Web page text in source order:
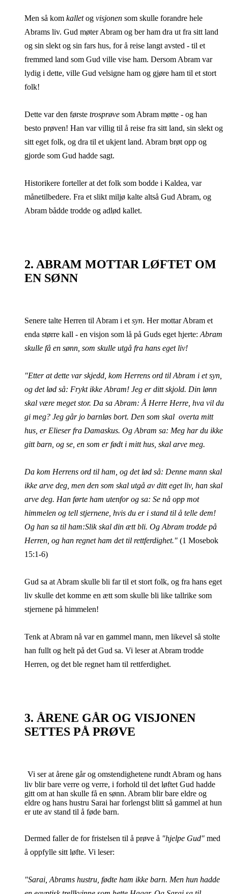
Men så kom kalletog visjonen som skulle forandre hele
Abrams liv. Gud møter Abram og ber ham dra ut fra sitt land
og sin slekt og sin fars hus, for å reise langt avsted - til et
fremmed land som Gud ville vise ham. Dersom Abram var
lydig i dette, ville Gud velsigne ham og gjøre ham til et stort
folk!
Dette var den første trosprøve som Abram møtte - og han
besto prøven! Han var villig til å reise fra sitt land, sin slekt og
sitt eget folk, og dra til et ukjent land. Abram brøt opp og
gjorde som Gud hadde sagt.
Historikere forteller at det folk som bodde i Kaldea, var
månetilbedere. Fra et slikt miljø kalte altså Gud Abram, og
Abram bådde trodde og adlød kallet.
2. ABRAM MOTTAR LØFTET OM
EN SØNN
Senere talte Herren til Abram i et syn. Her mottar Abram et
enda større kall - en visjon som lå på Guds eget hjerte: Abram
skulle få en sønn, som skulle utgå fra hans eget liv!
"Etter at dette var skjedd, kom Herrens ord til Abram i et syn,
og det lød så: Frykt ikke Abram! Jeg er ditt skjold. Din lønn
skal være meget stor. Da sa Abram: Å Herre Herre, hva vil du
gi meg? Jeg går jo barnløs bort. Den som skal overta mitt
hus, er Elieser fra Damaskus. Og Abram sa: Meg har du ikke
gitt barn, og se, en som er født i mitt hus, skal arve meg.
Da kom Herrens ord til ham, og det lød så: Denne mann skal
ikke arve deg, men den som skal utgå av ditt eget liv, han skal
arve deg. Han førte ham utenfor og sa: Se nå opp mot
himmelen og tell stjernene, hvis du er i stand til å telle dem!
Og han sa til ham:Slik skal din ætt bli. Og Abram trodde på
Herren, og han regnet ham det til rettferdighet." (1 Mosebok
15:1-6)
Gud sa at Abram skulle bli far til et stort folk, og fra hans eget
liv skulle det komme en ætt som skulle bli like tallrike som
stjernene på himmelen!
Tenk at Abram nå var en gammel mann, men likevel så stolte
han fullt og helt på det Gud sa. Vi leser at Abram trodde
Herren, og det ble regnet ham til rettferdighet.
3. ÅRENE GÅR OG VISJONEN
SETTES PÅ PRØVE
Vi ser at årene går og omstendighetene rundt Abram og hans
liv blir bare verre og verre, i forhold til det løftet Gud hadde
gitt om at han skulle få en sønn. Abram blir bare eldre og
eldre og hans hustru Sarai har forlengst blitt så gammel at hun
er ute av stand til å føde barn.
Dermed faller de for fristelsen til å prøve å "hjelpe Gud" med
å oppfylle sitt løfte. Vi leser:
"Sarai, Abrams hustru, fødte ham ikke barn. Men hun hadde